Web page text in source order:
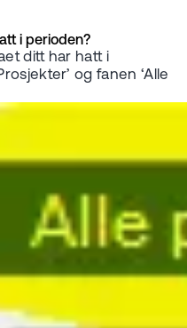
i perioden?
ditt har hatt i
og fanen ‘Alle